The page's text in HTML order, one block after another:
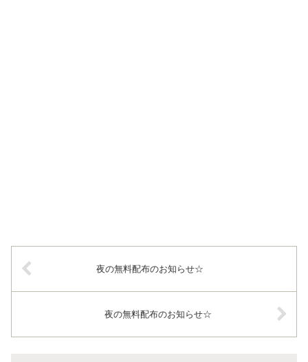
夜の無料配布のお知らせ☆
夜の無料配布のお知らせ☆